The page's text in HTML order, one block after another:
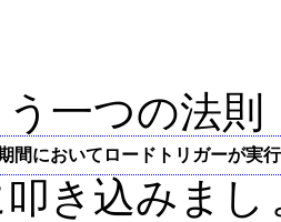
一つの法則
間においてロードトリガーが実
き込みまし